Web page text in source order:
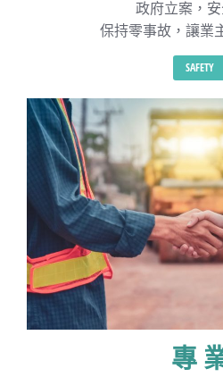
政府立案，
保持零事故，讓業
SAFETY
專